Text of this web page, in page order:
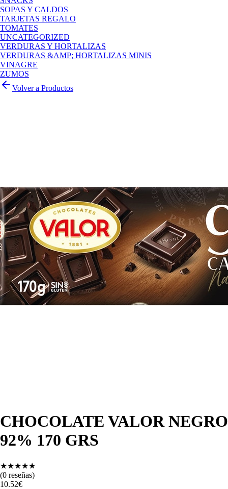
SOPAS Y CALDOS
TARJETAS REGALO
TOMATES
UNCATEGORIZED
VERDURAS Y HORTALIZAS
VERDURAS &AMP; HORTALIZAS MINIS
VINAGRE
ZUMOS
Volver a Productos
CHOCOLATE VALOR NEGRO
92% 170 GRS
★★★★★
(0 reseñas)
10.52€